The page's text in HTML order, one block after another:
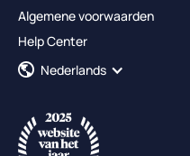
Algemene voorwaarden
Help Center
Nederlands